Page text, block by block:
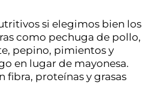
si elegimos bien los
como pechuga de pollo,
pepino, pimientos y
en lugar de mayonesa.
fibra, proteínas y grasas